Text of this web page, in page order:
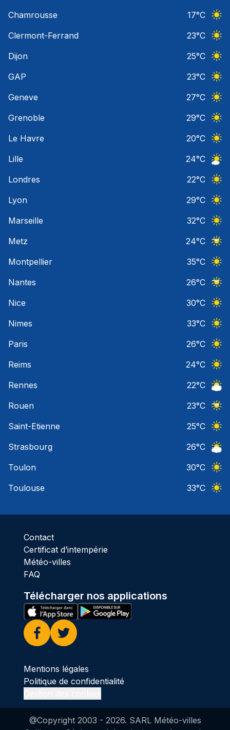
Chamrousse
17°C
Clermont-Ferrand
23°C
Dijon
25°C
GAP
23°C
Geneve
27°C
Grenoble
29°C
Le Havre
20°C
Lille
24°C
Londres
22°C
Lyon
29°C
Marseille
32°C
Metz
24°C
Montpellier
35°C
Nantes
26°C
Nice
30°C
Nimes
33°C
Paris
26°C
Reims
24°C
Rennes
22°C
Rouen
23°C
Saint-Etienne
25°C
Strasbourg
26°C
Toulon
30°C
Toulouse
33°C
Contact
Certificat d’intempérie
Météo-villes
FAQ
Télécharger nos applications
Facebook
Twitter
Mentions légales
Politique de confidentialité
@Copyright 2003 - 2026. SARL Météo-villes